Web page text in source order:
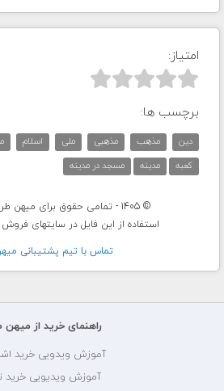
امتیاز:



برچسب ها:
دین مذهب مذهبی ملی اسلام
کعبه
مدینه مسجد در مدینه
© 1405 - تمامی حقوق برای میهن طرح محفوظ است.
استفاده از این فایل در سایتهای فروش
تماس با تيم پشتيبانی
راهنمای خرید از میهن
آموزش ویدویی خرید
آموزش ویدیویی خرید